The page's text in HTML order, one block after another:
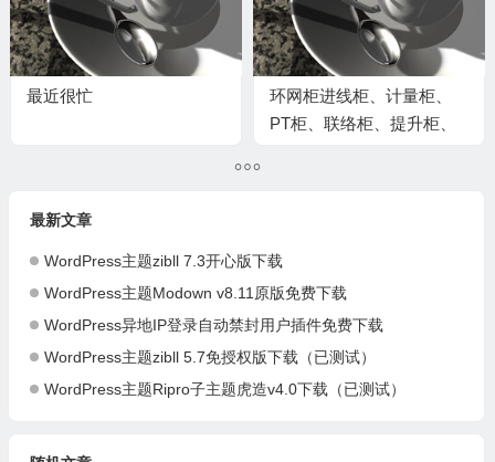
最近很忙
环网柜进线柜、计量柜、
PT柜、联络柜、提升柜、
最新文章
WordPress主题zibll 7.3开心版下载
WordPress主题Modown v8.11原版免费下载
WordPress异地IP登录自动禁封用户插件免费下载
WordPress主题zibll 5.7免授权版下载（已测试）
WordPress主题Ripro子主题虎造v4.0下载（已测试）